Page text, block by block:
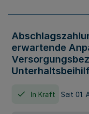
erwartende
In Kraft Seit 01.